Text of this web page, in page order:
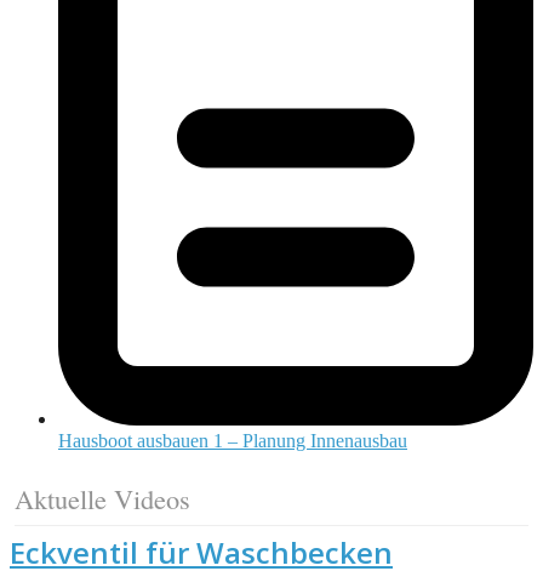
Hausboot ausbauen 1 – Planung Innenausbau
Aktuelle Videos
Eckventil für Waschbecken